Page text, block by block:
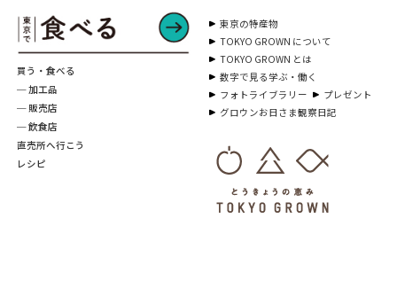
買う・食べる
─ 加工品
─ 販売店
─ 飲食店
直売所へ行こう
レシピ
東京の特産物
TOKYO GROWN について
TOKYO GROWN とは
数字で見る学ぶ・働く
フォトライブラリー
プレゼント
グロウンお日さま観察日記